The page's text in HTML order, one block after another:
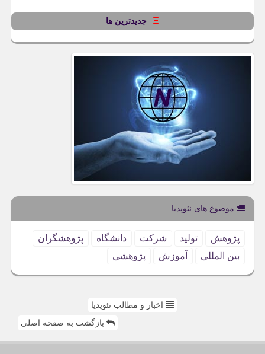
جدیدترین ها
موضوع های نئوپدیا
پژوهش تولید شركت دانشگاه
پژوهشگران
بین المللی
آموزش پژوهشی
اخبار و مطالب نئوپدیا
بازگشت به صفحه اصلی